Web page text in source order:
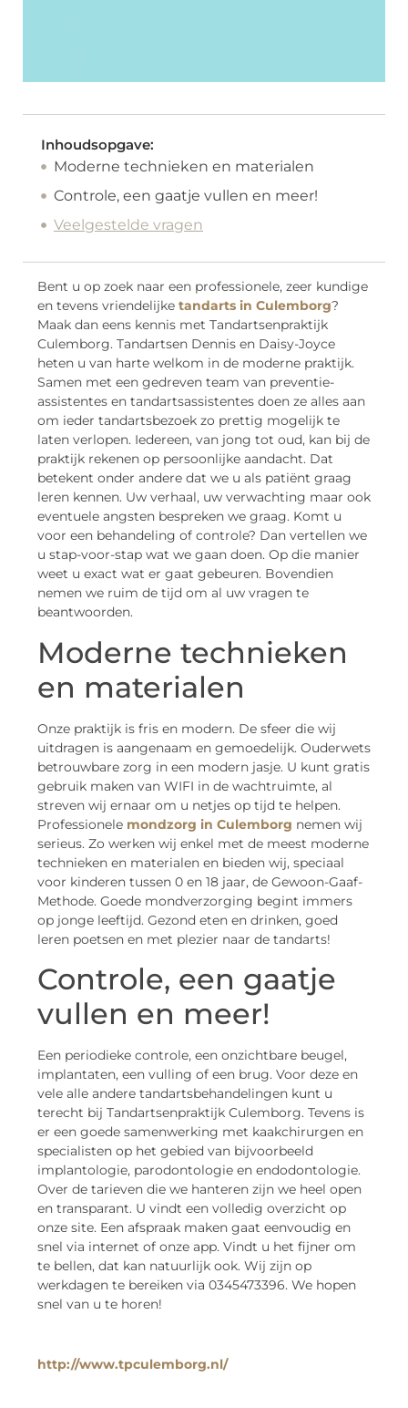
Inhoudsopgave:
Moderne technieken en materialen
Controle, een gaatje vullen en meer!
Veelgestelde vragen
Bent u op zoek naar een professionele, zeer kundige
en tevens vriendelijke tandarts in Culemborg?
Maak dan eens kennis met Tandartsenpraktijk
Culemborg. Tandartsen Dennis en Daisy-Joyce
heten u van harte welkom in de moderne praktijk.
Samen met een gedreven team van preventie-
assistentes en tandartsassistentes doen ze alles aan
om ieder tandartsbezoek zo prettig mogelijk te
laten verlopen. Iedereen, van jong tot oud, kan bij de
praktijk rekenen op persoonlijke aandacht. Dat
betekent onder andere dat we u als patiënt graag
leren kennen. Uw verhaal, uw verwachting maar ook
eventuele angsten bespreken we graag. Komt u
voor een behandeling of controle? Dan vertellen we
u stap-voor-stap wat we gaan doen. Op die manier
weet u exact wat er gaat gebeuren. Bovendien
nemen we ruim de tijd om al uw vragen te
beantwoorden.
Moderne technieken
en materialen
Onze praktijk is fris en modern. De sfeer die wij
uitdragen is aangenaam en gemoedelijk. Ouderwets
betrouwbare zorg in een modern jasje. U kunt gratis
gebruik maken van WIFI in de wachtruimte, al
streven wij ernaar om u netjes op tijd te helpen.
Professionele mondzorg in Culemborg nemen wij
serieus. Zo werken wij enkel met de meest moderne
technieken en materialen en bieden wij, speciaal
voor kinderen tussen 0 en 18 jaar, de Gewoon-Gaaf-
Methode. Goede mondverzorging begint immers
op jonge leeftijd. Gezond eten en drinken, goed
leren poetsen en met plezier naar de tandarts!
Controle, een gaatje
vullen en meer!
Een periodieke controle, een onzichtbare beugel,
implantaten, een vulling of een brug. Voor deze en
vele alle andere tandartsbehandelingen kunt u
terecht bij Tandartsenpraktijk Culemborg. Tevens is
er een goede samenwerking met kaakchirurgen en
specialisten op het gebied van bijvoorbeeld
implantologie, parodontologie en endodontologie.
Over de tarieven die we hanteren zijn we heel open
en transparant. U vindt een volledig overzicht op
onze site. Een afspraak maken gaat eenvoudig en
snel via internet of onze app. Vindt u het fijner om
te bellen, dat kan natuurlijk ook. Wij zijn op
werkdagen te bereiken via 0345473396. We hopen
snel van u te horen!
http://www.tpculemborg.nl/